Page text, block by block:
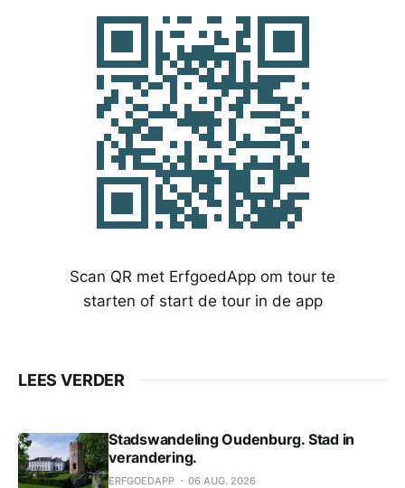
Scan QR met ErfgoedApp om tour te
starten of start de tour in de app
LEES VERDER
Stadswandeling Oudenburg. Stad in
verandering.
ERFGOEDAPP 06 AUG. 2026